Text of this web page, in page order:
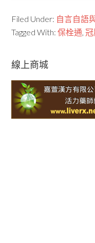
Filed Under: 自言自語
Tagged With:保栓通,
線上商城